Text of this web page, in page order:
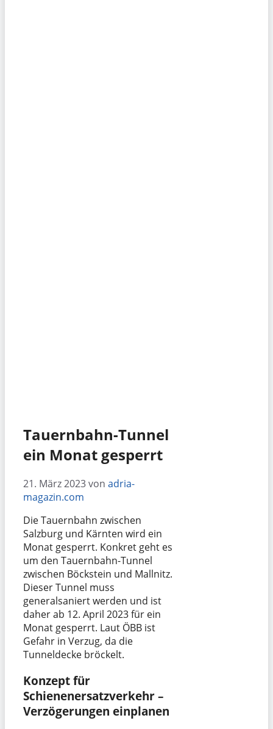
Tauernbahn-Tunnel
ein Monat gesperrt
21. März 2023von adria-
magazin.com
Die Tauernbahn zwischen
Salzburg und Kärnten wird ein
Monat gesperrt. Konkret geht es
um den Tauernbahn-Tunnel
zwischen Böckstein und Mallnitz.
Dieser Tunnel muss
generalsaniert werden und ist
daher ab 12. April 2023 für ein
Monat gesperrt. Laut ÖBB ist
Gefahr in Verzug, da die
Tunneldecke bröckelt.
Konzept für
Schienenersatzverkehr –
Verzögerungen einplanen